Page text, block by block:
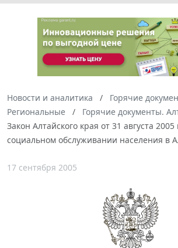
Новости и аналитика
Горячие
Региональные
Горячие документы.
Закон Алтайского края от 31 августа
социальном обслуживании населения в
17 сентября 2005